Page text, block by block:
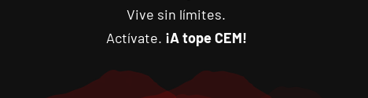
Vive sin límites.
Actívate. ¡A tope CEM!